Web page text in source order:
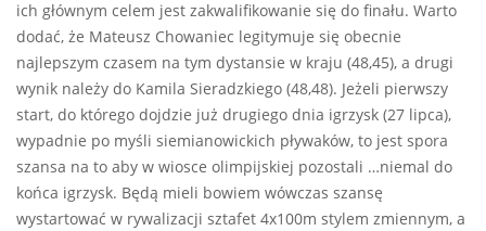
ich głównym celem jest zakwalifikowanie się do finału. Warto
dodać, że Mateusz Chowaniec legitymuje się obecnie
najlepszym czasem na tym dystansie w kraju (48,45), a drugi
wynik należy do Kamila Sieradzkiego (48,48). Jeżeli pierwszy
start, do którego dojdzie już drugiego dnia igrzysk (27 lipca),
wypadnie po myśli siemianowickich pływaków, to jest spora
szansa na to aby w wiosce olimpijskiej pozostali …niemal do
końca igrzysk. Będą mieli bowiem wówczas szansę
wystartować w rywalizacji sztafet 4x100m stylem zmiennym, a